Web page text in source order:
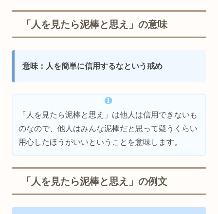
「人を見たら泥棒と思え」の意味
意味：人を簡単に信用するなという戒め
「人を見たら泥棒と思え」は他人は信用できないも
のなので、他人はみんな泥棒だと思って疑うくらい
用心したほうがいいということを意味します。
「人を見たら泥棒と思え」の例文